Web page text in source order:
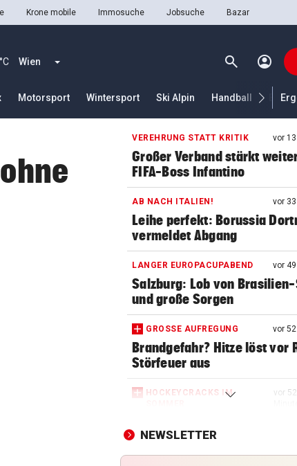
Krone mobile Immosuche Jobsuche Bazar
Wien Menü aufklappen search Suchen
account_circle
Motorsport Wintersport Ski Alpin Handball
VEREHRUNG STATT KRITIK vor
Großer Verband stärkt
FIFA-Boss Infantino
AB NACH ITALIEN! vor
Leihe perfekt: Borussia
vermeldet Abgang
LANGER EUROPACUPABEND vor
Salzburg: Lob von
und große Sorgen
GROSSE AUFREGUNG vor
Brandgefahr? Hitze löst vor
Störfeuer aus
HOCKEYCRACKS IM
vor 52
Tennis-Unterhaus
NEWSLETTER